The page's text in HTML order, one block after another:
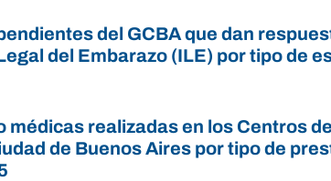
del GCBA que dan
del Embarazo (ILE) por tipo de
realizadas en los Centros
de Buenos Aires por tipo de